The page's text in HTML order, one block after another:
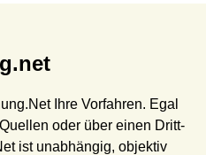
Ihre Vorfahren. Egal
oder über einen Dritt-
ist unabhängig, objektiv